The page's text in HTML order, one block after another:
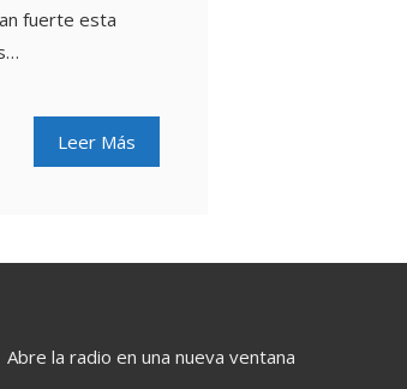
fuerte esta
Leer Más
Abre la radio en una nueva ventana